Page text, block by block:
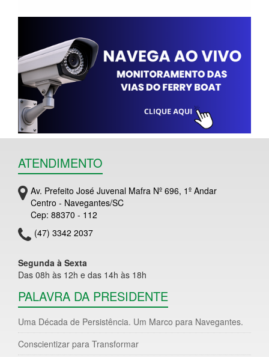
ATENDIMENTO
Av. Prefeito José Juvenal Mafra Nº 696, 1º Andar
Centro - Navegantes/SC
Cep: 88370 - 112
(47) 3342 2037
Segunda à Sexta
Das 08h às 12h e das 14h às 18h
PALAVRA DA PRESIDENTE
Uma Década de Persistência. Um Marco para Navegantes.
Conscientizar para Transformar